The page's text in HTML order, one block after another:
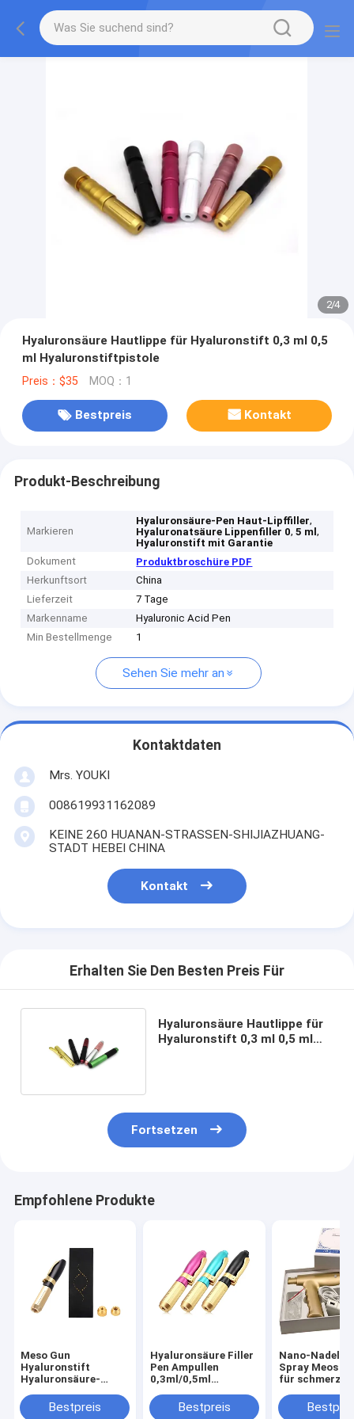
2/4
Hyaluronsäure Hautlippe für Hyaluronstift 0,3 ml 0,5
ml Hyaluronstiftpistole
Preis：$35 MOQ：1
Bestpreis Kontakt
Produkt-Beschreibung
Markieren
Hyaluronsäure-Pen Haut-Lipffiller,
Hyaluronatsäure Lippenfiller 0,5 ml,
Hyaluronstift mit Garantie
Dokument
Produktbroschüre PDF
Herkunftsort
China
Lieferzeit
7 Tage
Markenname
Hyaluronic Acid Pen
Min Bestellmenge
1
Sehen Sie mehr an
Kontaktdaten
Mrs. YOUKI
008619931162089
KEINE 260 HUANAN-STRASSEN-SHIJIAZHUANG-
STADT HEBEI CHINA
Kontakt
Erhalten Sie Den Besten Preis Für
Hyaluronsäure Hautlippe für
Hyaluronstift 0,3 ml 0,5 ml
Fortsetzen
Empfohlene Produkte
Meso Gun
Hyaluronstift
Hyaluronsäure-
Hyaluronstift
Bestpreis
Hyaluronsäure Filler
Pen Ampullen
0,3ml/0,5ml
Anti-Falten
Lippenvergrößerung
Bestpreis
Nano-Nadel
Spray Meos
für
Mesotherapie